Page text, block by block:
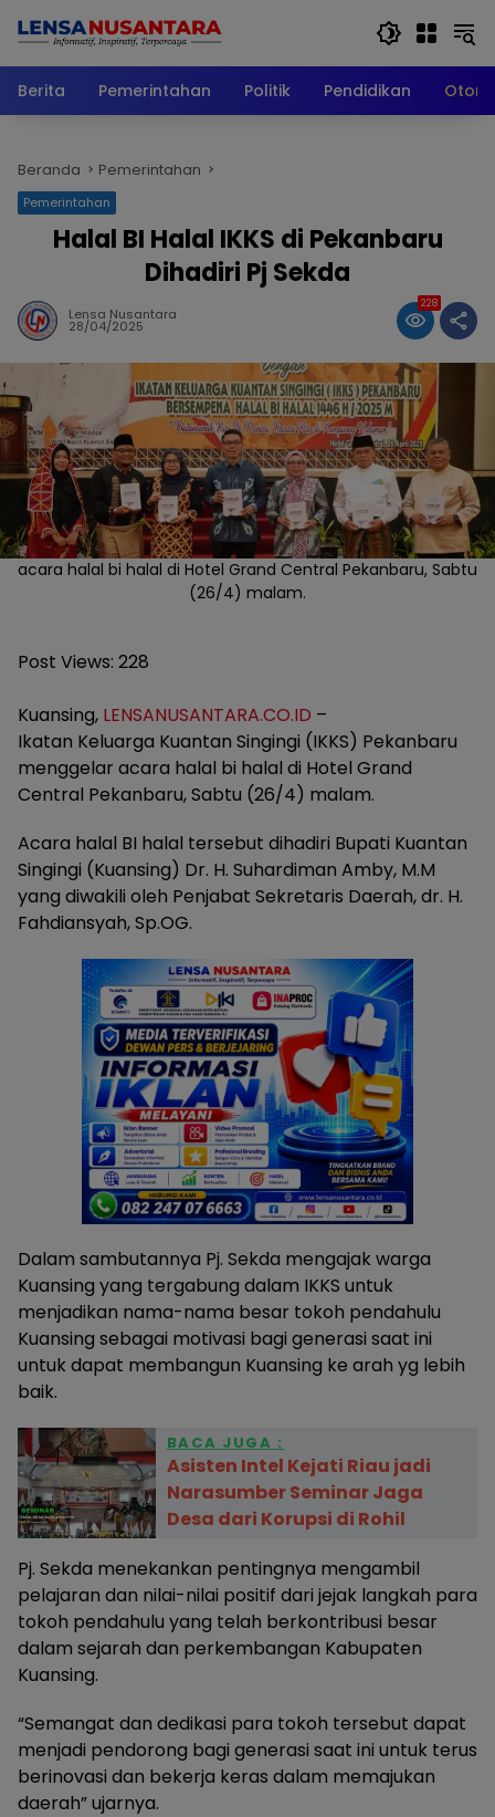
Berita
Pemerintahan Politik Pendidikan
Beranda Pemerintahan
Pemerintahan
Halal BI Halal IKKS di Pekanbaru
Dihadiri Pj Sekda
Lensa Nusantara
28/04/2025
228
acara halal bi halal di Hotel Grand Central Pekanbaru, Sabtu
(26/4) malam.
Post Views: 228
Kuansing, LENSANUSANTARA.CO.ID –
Ikatan Keluarga Kuantan Singingi (IKKS) Pekanbaru
menggelar acara halal bi halal di Hotel Grand
Central Pekanbaru, Sabtu (26/4) malam.
Acara halal BI halal tersebut dihadiri Bupati Kuantan
Singingi (Kuansing) Dr. H. Suhardiman Amby, M.M
yang diwakili oleh Penjabat Sekretaris Daerah, dr. H.
Fahdiansyah, Sp.OG.
Dalam sambutannya Pj. Sekda mengajak warga
Kuansing yang tergabung dalam IKKS untuk
menjadikan nama-nama besar tokoh pendahulu
Kuansing sebagai motivasi bagi generasi saat ini
untuk dapat membangun Kuansing ke arah yg lebih
baik.
BACA JUGA :
Asisten Intel Kejati Riau jadi
Narasumber Seminar Jaga
Desa dari Korupsi di Rohil
Pj. Sekda menekankan pentingnya mengambil
pelajaran dan nilai-nilai positif dari jejak langkah para
tokoh pendahulu yang telah berkontribusi besar
dalam sejarah dan perkembangan Kabupaten
Kuansing.
“Semangat dan dedikasi para tokoh tersebut dapat
menjadi pendorong bagi generasi saat ini untuk terus
berinovasi dan bekerja keras dalam memajukan
daerah” ujarnya.